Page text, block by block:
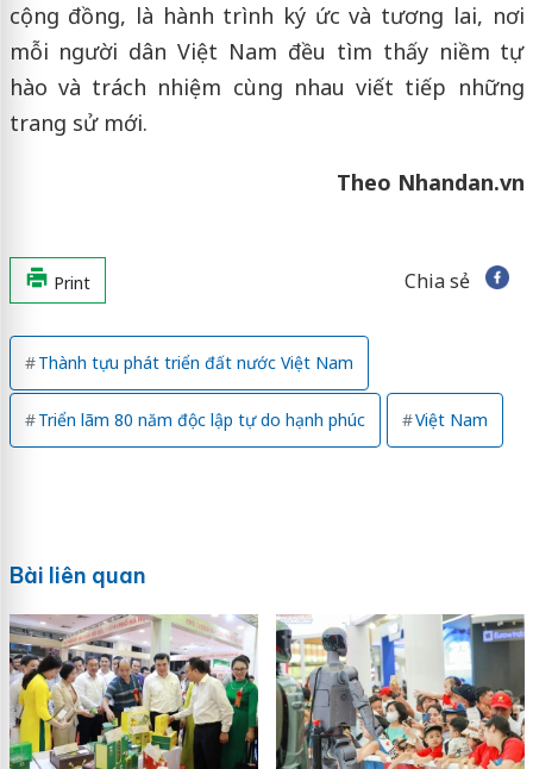
cộng đồng, là hành trình ký ức và tương lai, nơi
mỗi người dân Việt Nam đều tìm thấy niềm tự
hào và trách nhiệm cùng nhau viết tiếp những
trang sử mới.
Theo Nhandan.vn
Print Chia sẻ
Thành tựu phát triển đất nước Việt Nam
Triển lãm 80 năm độc lập tự do hạnh phúc Việt Nam
Bài liên quan